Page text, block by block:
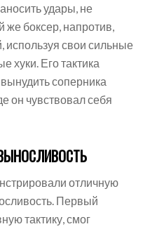
удары, не
же боксер, напротив,
используя свои сильные
хуки. Его тактика
соперника
он чувствовал себя
отличную
Первый
тактику, смог